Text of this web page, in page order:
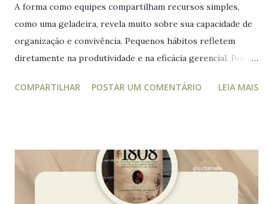
A forma como equipes compartilham recursos simples,
como uma geladeira, revela muito sobre sua capacidade de
organização e convivência. Pequenos hábitos refletem
diretamente na produtividade e na eficácia gerencial. Por
da educação estratégica e gerencial : respeito ao espaço
convivência e evita conflitos desnecessários. 2. Organize
seus alimentos em um único espaço Facilita o controle da
validade e mantém a geladeira práticas para todos. 3.
COMPARTILHAR POSTAR UM COMENTÁRIO LEIA MAIS